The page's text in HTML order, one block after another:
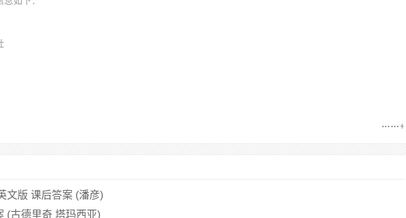
文版 课后答案 (潘彦)
(古德里奇 塔玛西亚)